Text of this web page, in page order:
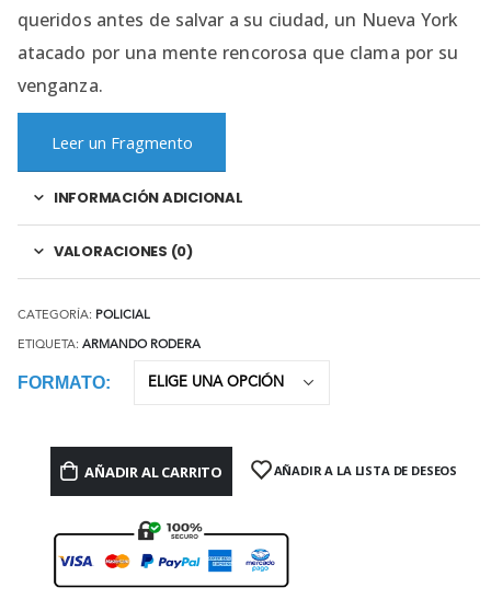
queridos antes de salvar a su ciudad, un Nueva York
atacado por una mente rencorosa que clama por su
venganza.
Leer un Fragmento
INFORMACIÓN ADICIONAL
VALORACIONES (0)
CATEGORÍA: POLICIAL
ETIQUETA: ARMANDO RODERA
FORMATO
AÑADIR AL CARRITO AÑADIR A LA LISTA DE DESEOS